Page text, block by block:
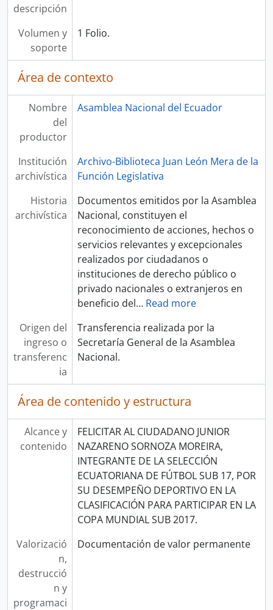
descripción
Volumen y
soporte
1 Folio.
Área de contexto
Nombre
del
productor
Asamblea Nacional del Ecuador
Institución
archivística
Archivo-Biblioteca Juan León Mera de la
Función Legislativa
Historia
archivística
Documentos emitidos por la Asamblea
Nacional, constituyen el
reconocimiento de acciones, hechos o
servicios relevantes y excepcionales
realizados por ciudadanos o
instituciones de derecho público o
privado nacionales o extranjeros en
beneficio del… Read more
Origen del
ingreso o
transferenc
ia
Transferencia realizada por la
Secretaría General de la Asamblea
Nacional.
Área de contenido y estructura
Alcance y
contenido
FELICITAR AL CIUDADANO JUNIOR
NAZARENO SORNOZA MOREIRA,
INTEGRANTE DE LA SELECCIÓN
ECUATORIANA DE FÚTBOL SUB 17, POR
SU DESEMPEÑO DEPORTIVO EN LA
CLASIFICACIÓN PARA PARTICIPAR EN LA
COPA MUNDIAL SUB 2017.
Valorizació
n,
destrucció
n y
programaci
Documentación de valor permanente